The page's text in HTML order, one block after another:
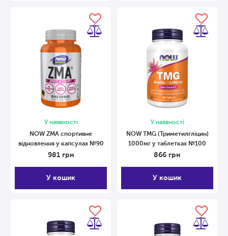
У наявності
NOW ZMA спортивне
відновлення у капсулах №90
981 грн
У кошик
У наявності
NOW TMG (Триметилгліцин)
1000мг у таблетках №100
866 грн
У кошик